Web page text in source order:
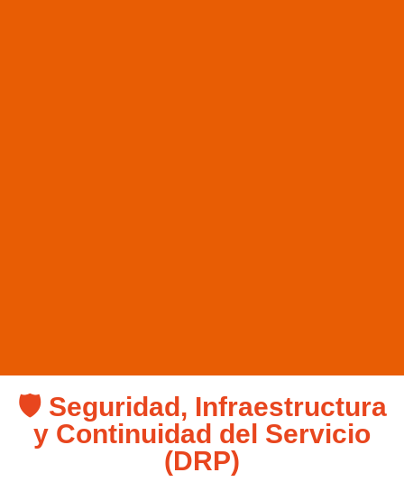
🛡️ Seguridad, Infraestructura
y Continuidad del Servicio
(DRP)